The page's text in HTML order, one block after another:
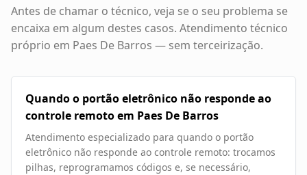
Antes de chamar o técnico, veja se o seu problema se
encaixa em algum destes casos. Atendimento técnico
próprio em Paes De Barros — sem terceirização.
Quando o portão eletrônico não responde ao
controle remoto em Paes De Barros
Atendimento especializado para quando o portão
eletrônico não responde ao controle remoto: trocamos
pilhas, reprogramamos códigos e, se necessário,